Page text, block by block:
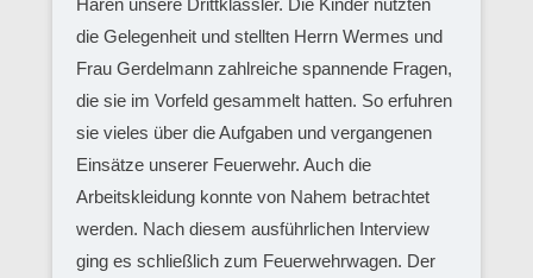
Haren unsere Drittklässler. Die Kinder nutzten
die Gelegenheit und stellten Herrn Wermes und
Frau Gerdelmann zahlreiche spannende Fragen,
die sie im Vorfeld gesammelt hatten. So erfuhren
sie vieles über die Aufgaben und vergangenen
Einsätze unserer Feuerwehr. Auch die
Arbeitskleidung konnte von Nahem betrachtet
werden. Nach diesem ausführlichen Interview
ging es schließlich zum Feuerwehrwagen. Der